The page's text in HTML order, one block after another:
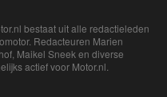
bestaat uit alle redactieleden
Redacteuren Marien
Maikel Sneek en diverse
actief voor Motor.nl.